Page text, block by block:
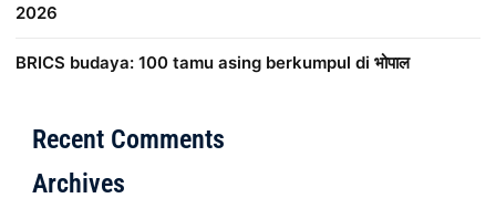
2026
BRICS budaya: 100 tamu asing berkumpul di भोपाल
Recent Comments
Archives